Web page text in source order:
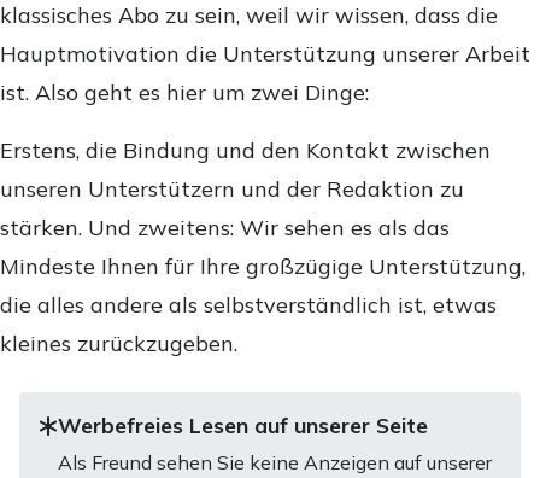
klassisches Abo zu sein, weil wir wissen, dass die
Hauptmotivation die Unterstützung unserer Arbeit
ist. Also geht es hier um zwei Dinge:
Erstens, die Bindung und den Kontakt zwischen
unseren Unterstützern und der Redaktion zu
stärken. Und zweitens: Wir sehen es als das
Mindeste Ihnen für Ihre großzügige Unterstützung,
die alles andere als selbstverständlich ist, etwas
kleines zurückzugeben.
Werbefreies Lesen auf unserer Seite
Als Freund sehen Sie keine Anzeigen auf unserer